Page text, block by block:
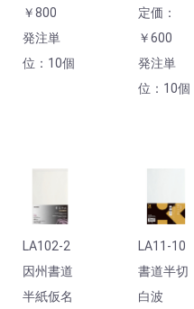
￥800
発注単
位：10個
定価：
￥600
発注単
位：10個
LA102-2
因州書道
半紙仮名
LA11-10
書道半切
白波